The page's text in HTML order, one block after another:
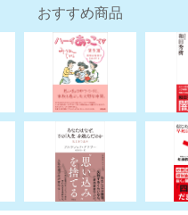
おすすめ商品